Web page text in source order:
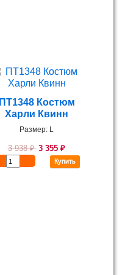
ПТ1348 Костюм
Харли Квинн
Размер: L
3 938₽ 3 355 ₽